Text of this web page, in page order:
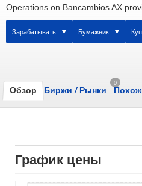
Operations on Bancambios AX
Зарабатывать Бумажник
Обзор Биржи /Рынки
0
График цены